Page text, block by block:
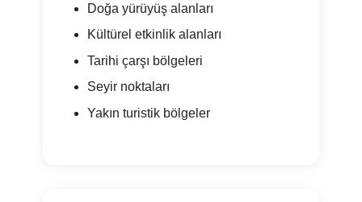
Doğa yürüyüş alanları
Kültürel etkinlik alanları
Tarihi çarşı bölgeleri
Seyir noktaları
Yakın turistik bölgeler